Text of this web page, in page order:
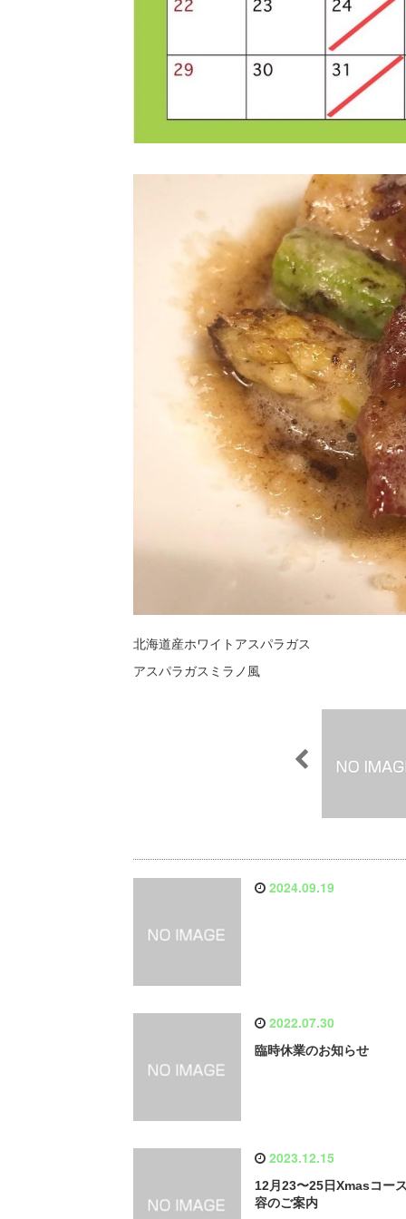
北海道産ホワイトアスパラガス
アスパラガスミラノ風
2024.09.19
2022.07.30
臨時休業のお知らせ
2023.12.15
12月23〜25日Xmasコー
容のご案内